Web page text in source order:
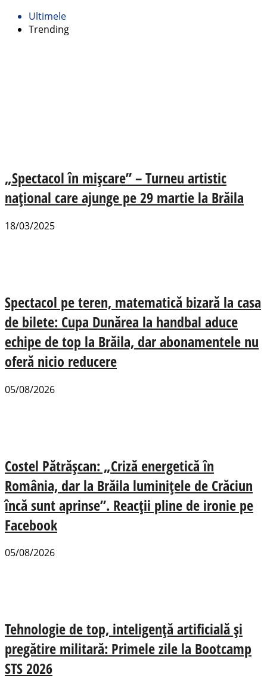
Ultimele
Trending
„Spectacol în mișcare” – Turneu artistic
național care ajunge pe 29 martie la Brăila
18/03/2025
Spectacol pe teren, matematică bizară la casa
de bilete: Cupa Dunărea la handbal aduce
echipe de top la Brăila, dar abonamentele nu
oferă nicio reducere
05/08/2026
Costel Pătrășcan: „Criză energetică în
România, dar la Brăila luminițele de Crăciun
încă sunt aprinse”. Reacții pline de ironie pe
Facebook
05/08/2026
Tehnologie de top, inteligență artificială și
pregătire militară: Primele zile la Bootcamp
STS 2026